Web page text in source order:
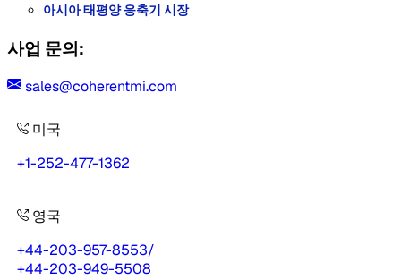
아시아 태평양 응축기 시장
사업 문의:
sales@coherentmi.com
미국
+1-252-477-1362
영국
+44-203-957-8553/
+44-203-949-5508